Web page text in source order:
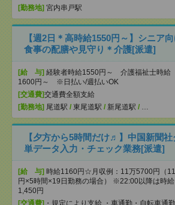
[勤務地] 宮内串戸駅
【週2日＊高時給1550円～】シニア
食事の配膳や見守り＊介護[派遣]
[給 与] 経験者時給1550円～ 介護福祉士時給
1600円～ ※日払い/週払いOK
[交通費]交通費全額支給
[勤務地] 尾道駅 / 東尾道駅 / 新尾道駅 /
【夕方から5時間だけ♬】中国新聞
単データ入力・チェック業務[派遣]
[給 与] 時給1160円☆月収例：11万5700円（
円×5時間×19日勤務の場合） ※22:00以降は時給
1,450円
[交通費] ・規定により支給 ・車通勤・自転車通勤